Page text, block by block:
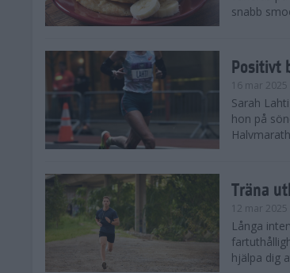
snabb
Positivt
16 mar 2025
Sarah
hon på
Träna
12 mar 2025
Långa
hjälpa dig